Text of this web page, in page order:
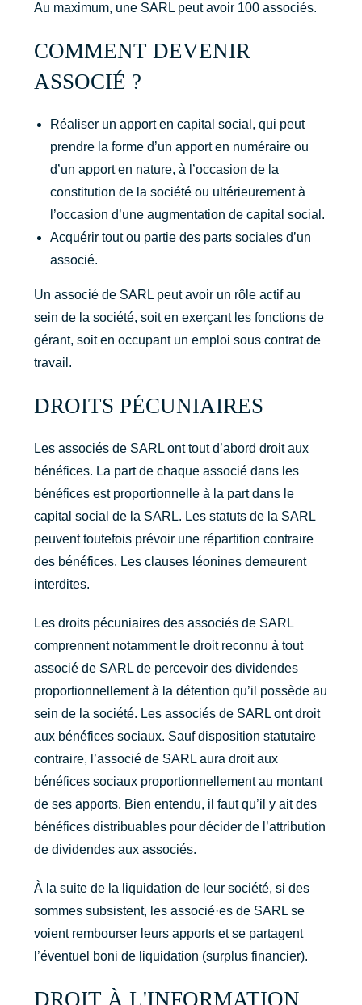
Au maximum, une SARL peut avoir 100 associés.
COMMENT DEVENIR
ASSOCIÉ ?
Réaliser un apport en capital social, qui peut
prendre la forme d’un apport en numéraire ou
d’un apport en nature, à l’occasion de la
constitution de la société ou ultérieurement à
l’occasion d’une augmentation de capital social.
Acquérir tout ou partie des parts sociales d’un
associé.
Un associé de SARL peut avoir un rôle actif au
sein de la société, soit en exerçant les fonctions de
gérant, soit en occupant un emploi sous contrat de
travail.
DROITS PÉCUNIAIRES
Les associés de SARL ont tout d’abord droit aux
bénéfices. La part de chaque associé dans les
bénéfices est proportionnelle à la part dans le
capital social de la SARL. Les statuts de la SARL
peuvent toutefois prévoir une répartition contraire
des bénéfices. Les clauses léonines demeurent
interdites.
Les droits pécuniaires des associés de SARL
comprennent notamment le droit reconnu à tout
associé de SARL de percevoir des dividendes
proportionnellement à la détention qu’il possède au
sein de la société. Les associés de SARL ont droit
aux bénéfices sociaux. Sauf disposition statutaire
contraire, l’associé de SARL aura droit aux
bénéfices sociaux proportionnellement au montant
de ses apports. Bien entendu, il faut qu’il y ait des
bénéfices distribuables pour décider de l’attribution
de dividendes aux associés.
À la suite de la liquidation de leur société, si des
sommes subsistent, les associé·es de SARL se
voient rembourser leurs apports et se partagent
l’éventuel boni de liquidation (surplus financier).
DROIT À L'INFORMATION